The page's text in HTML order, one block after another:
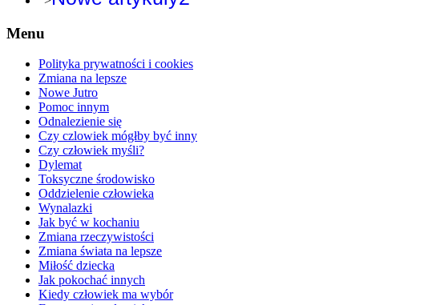
Menu
Polityka prywatności i cookies
Zmiana na lepsze
Nowe Jutro
Pomoc innym
Odnalezienie się
Czy czlowiek mógłby być inny
Czy człowiek myśli?
Dylemat
Toksyczne środowisko
Oddzielenie człowieka
Wynalazki
Jak być w kochaniu
Zmiana rzeczywistości
Zmiana świata na lepsze
Miłość dziecka
Jak pokochać innych
Kiedy człowiek ma wybór